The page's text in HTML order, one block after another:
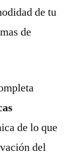
de tu
de
de lo que
del